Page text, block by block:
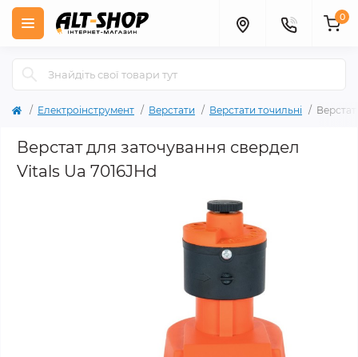
0
Електроінструмент Верстати Верстати точильні
Верстат для заточування свердел
Vitals Ua 7016JHd